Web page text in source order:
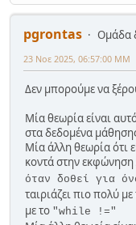
-
elif
pgrontas
Ομάδα
23 Νοε 2025, 06:57:00 ΜΜ
Δεν μπορούμε να
Μία θεωρία είναι
στα δεδομένα
Μία άλλη θεωρία ότι
κοντά στην εκφώνηση
όταν δοθεί για
ταιριάζει πιο πολύ με
με το "while !="